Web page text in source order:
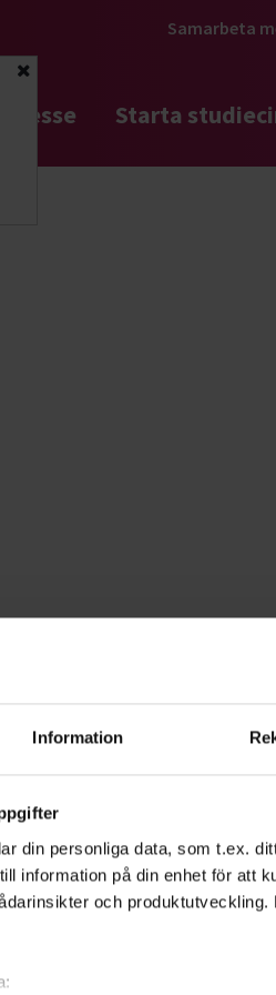
Information
din personliga data, som t.ex.
information på din enhet för att
och
Stäng
Samarbeta
Starta
samtidigt
minst lika många
att prova dig fram och